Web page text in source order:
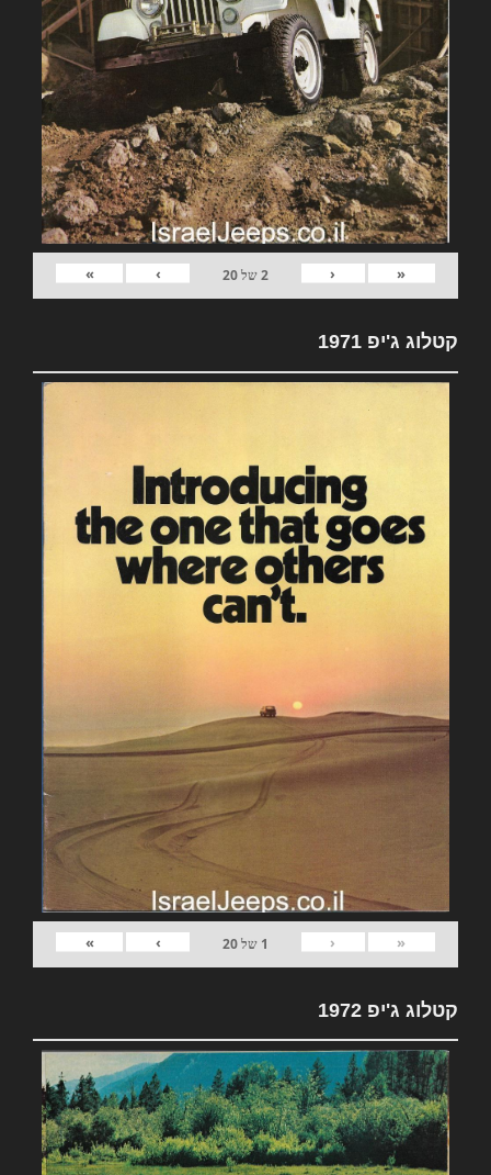
«
‹
2של20
›
»
קטלוג ג'יפ 1971
«
‹
1 של20
›
»
קטלוג ג'יפ 1972